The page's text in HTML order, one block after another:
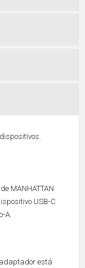
MANHATTAN
USB-C
A.
está